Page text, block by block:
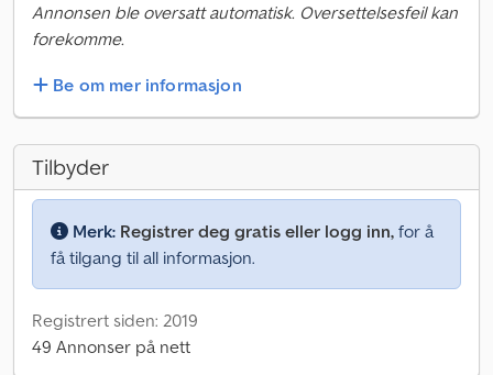
Annonsen ble oversatt automatisk. Oversettelsesfeil kan
forekomme.
Be om mer informasjon
Tilbyder
Merk: Registrer deg gratis eller logg inn, for å
få tilgang til all informasjon.
Registrert siden: 2019
49 Annonser på nett